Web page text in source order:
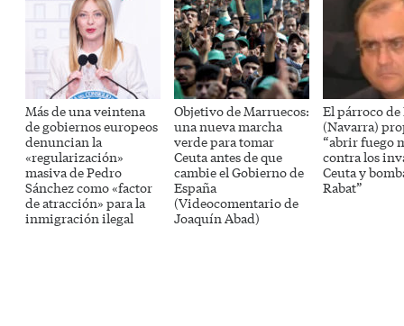
Más de una veintena
de gobiernos europeos
denuncian la
«regularización»
masiva de Pedro
Sánchez como «factor
de atracción» para la
inmigración ilegal
Objetivo de Marruecos:
una nueva marcha
verde para tomar
Ceuta antes de que
cambie el Gobierno de
España
(Videocomentario de
Joaquín Abad)
El párroco
(Navarra)
“abrir fuego
contra los
Ceuta y
Rabat”